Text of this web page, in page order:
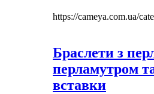
https://cameya.com.ua/
Браслети з
перламутром
вставки